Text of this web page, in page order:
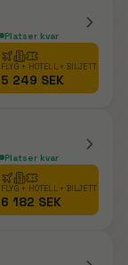
Platser kvar
FLYG + HOTELL + BILJETT
5 249 SEK
Platser kvar
FLYG + HOTELL + BILJETT
6 182 SEK